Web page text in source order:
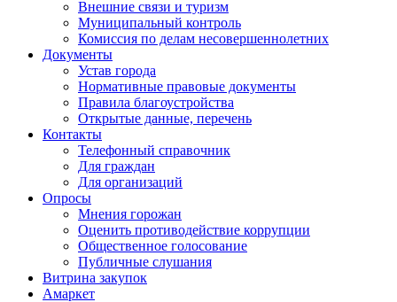
Внешние связи и туризм
Муниципальный контроль
Комиссия по делам несовершеннолетних
Документы
Устав города
Нормативные правовые документы
Правила благоустройства
Открытые данные, перечень
Контакты
Телефонный справочник
Для граждан
Для организаций
Опросы
Мнения горожан
Оценить противодействие коррупции
Общественное голосование
Публичные слушания
Витрина закупок
Амаркет